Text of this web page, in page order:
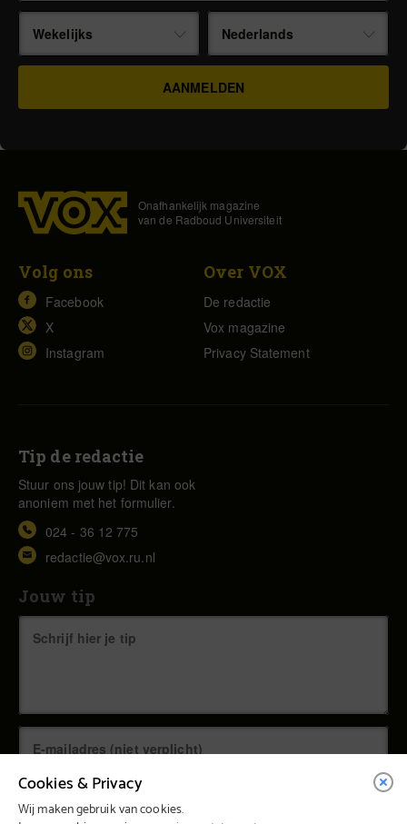
Wekelijks Nederlands
Onafhankelijk magazine
van de Radboud Universiteit
Volg ons
Facebook
X
Instagram
Over VOX
De redactie
Vox magazine
Privacy Statement
Tip de redactie
Stuur ons jouw tip! Dit kan ook
anoniem met het formulier.
024 - 36 12 775
redactie@vox.ru.nl
Jouw tip
Cookies & Privacy
Wij maken gebruik van cookies.